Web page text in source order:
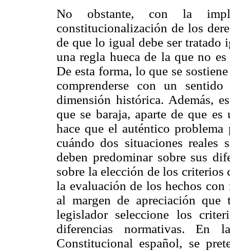
No obstante, con la
constitucionalización de los
de que lo igual debe ser tratado
una regla hueca de la que no
De esta forma, lo que se
comprenderse con un
dimensión histórica. Además,
que se baraja, aparte de que
hace que el auténtico
cuándo dos situaciones reales
deben predominar sobre sus
sobre la elección de los criterios
la evaluación de los hechos
al margen de apreciación
legislador seleccione los
diferencias normativas. En
Constitucional español, se